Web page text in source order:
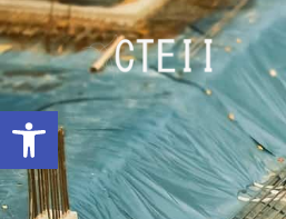
Abrir barra de herramientas